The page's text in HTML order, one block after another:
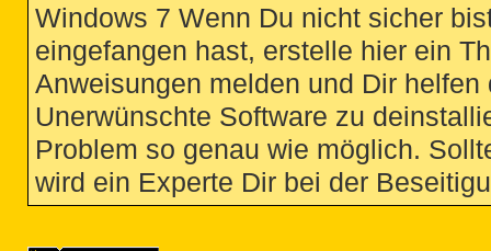
Windows 7 Wenn Du nicht sicher
eingefangen hast, erstelle hier ein
Anweisungen melden und Dir
Unerwünschte Software zu
Problem so genau wie möglich.
wird ein Experte Dir bei der